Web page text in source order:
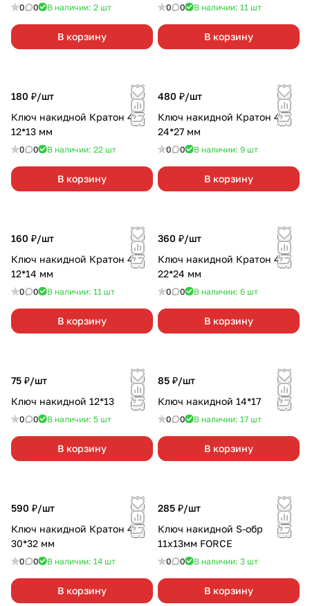
0 0 В наличии: 2 шт
В корзину
0 0 В наличии: 11 шт
В корзину
180 ₽/шт
Ключ накидной Кратон 45*
12*13 мм
0 0 В наличии: 22 шт
В корзину
480 ₽/шт
Ключ накидной Кратон 45*
24*27 мм
0 0 В наличии: 9 шт
В корзину
160 ₽/шт
Ключ накидной Кратон 45*
12*14 мм
0 0 В наличии: 11 шт
В корзину
360 ₽/шт
Ключ накидной Кратон 45*
22*24 мм
0 0 В наличии: 6 шт
В корзину
75 ₽/шт
Ключ накидной 12*13
0 0 В наличии: 5 шт
В корзину
85 ₽/шт
Ключ накидной 14*17
0 0 В наличии: 17 шт
В корзину
590 ₽/шт
Ключ накидной Кратон 45*
30*32 мм
0 0 В наличии: 14 шт
В корзину
285 ₽/шт
Ключ накидной S-обр
11х13мм FORCE
0 0 В наличии: 3 шт
В корзину